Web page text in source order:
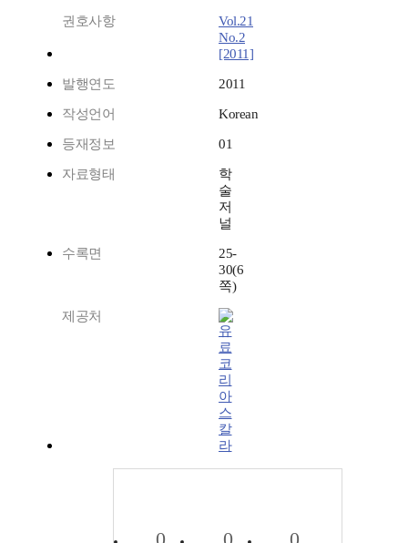
권호사항
Vol.21
No.2
[2011]
발행연도 2011
작성언어 Korean
등재정보 01
자료형태
학
술
저
널
수록면
25-
30(6
쪽)
제공처
코
리
아
스
칼
라